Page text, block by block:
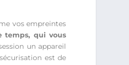
vos empreintes
temps, qui vous
un appareil
est de